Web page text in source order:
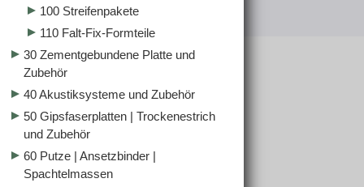
100 Streifenpakete
110 Falt-Fix-Formteile
30 Zementgebundene Platte und
Zubehör
40 Akustiksysteme und Zubehör
50 Gipsfaserplatten | Trockenestrich
und Zubehör
60 Putze | Ansetzbinder |
Spachtelmassen
jubacon